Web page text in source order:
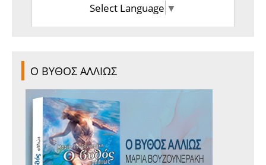
Select Language ▼
Ο ΒΥΘΟΣ ΑΛΛΙΩΣ